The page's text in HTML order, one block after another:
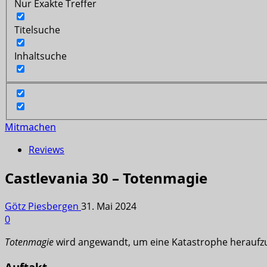
Nur Exakte Treffer
Titelsuche
Inhaltsuche
Mitmachen
Reviews
Castlevania 30 – Totenmagie
Götz Piesbergen 31. Mai 2024
0
Totenmagiewird angewandt, um eine Katastrophe